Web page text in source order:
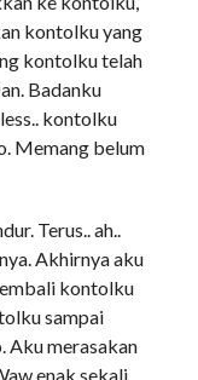
kontolku yang
kontolku telah
Badanku
kontolku
Memang belum
Terus.. ah..
Akhirnya aku
kontolku
sampai
Aku merasakan
enak sekali..